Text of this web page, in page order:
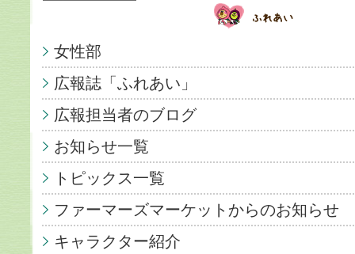
女性部
広報誌「ふれあい」
広報担当者のブログ
お知らせ一覧
トピックス一覧
ファーマーズマーケットからのお知らせ
キャラクター紹介